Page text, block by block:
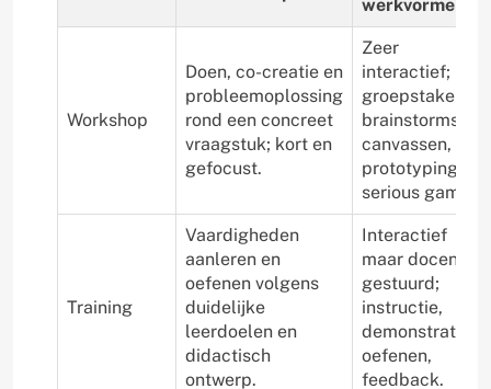
werkvormen
Workshop
Doen, co-creatie en
probleemoplossing
rond een concreet
vraagstuk; kort en
gefocust.
Zeer
interactief;
groepstaken,
brainstorms,
canvassen,
prototyping,
serious games.
Training
Vaardigheden
aanleren en
oefenen volgens
duidelijke
leerdoelen en
didactisch
ontwerp.
Interactief
maar docent-
gestuurd;
instructie,
demonstraties,
oefenen,
feedback.